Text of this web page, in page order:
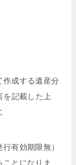
作成する遺産分
を記載した上
有効期限無）
とになりま